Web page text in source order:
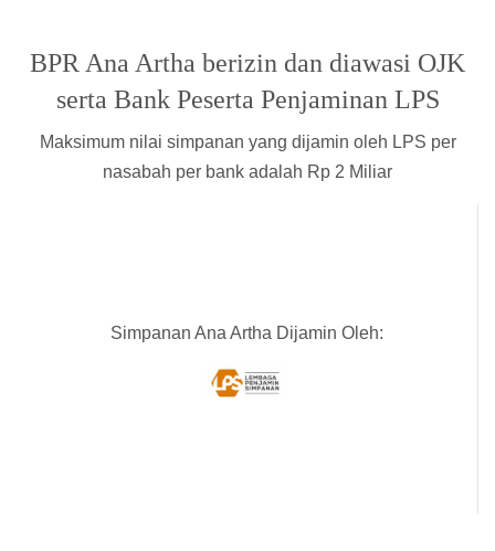
BPR Ana Artha berizin dan diawasi OJK
serta Bank Peserta Penjaminan LPS
Maksimum nilai simpanan yang dijamin oleh LPS per
nasabah per bank adalah Rp 2 Miliar
Simpanan Ana Artha Dijamin Oleh: